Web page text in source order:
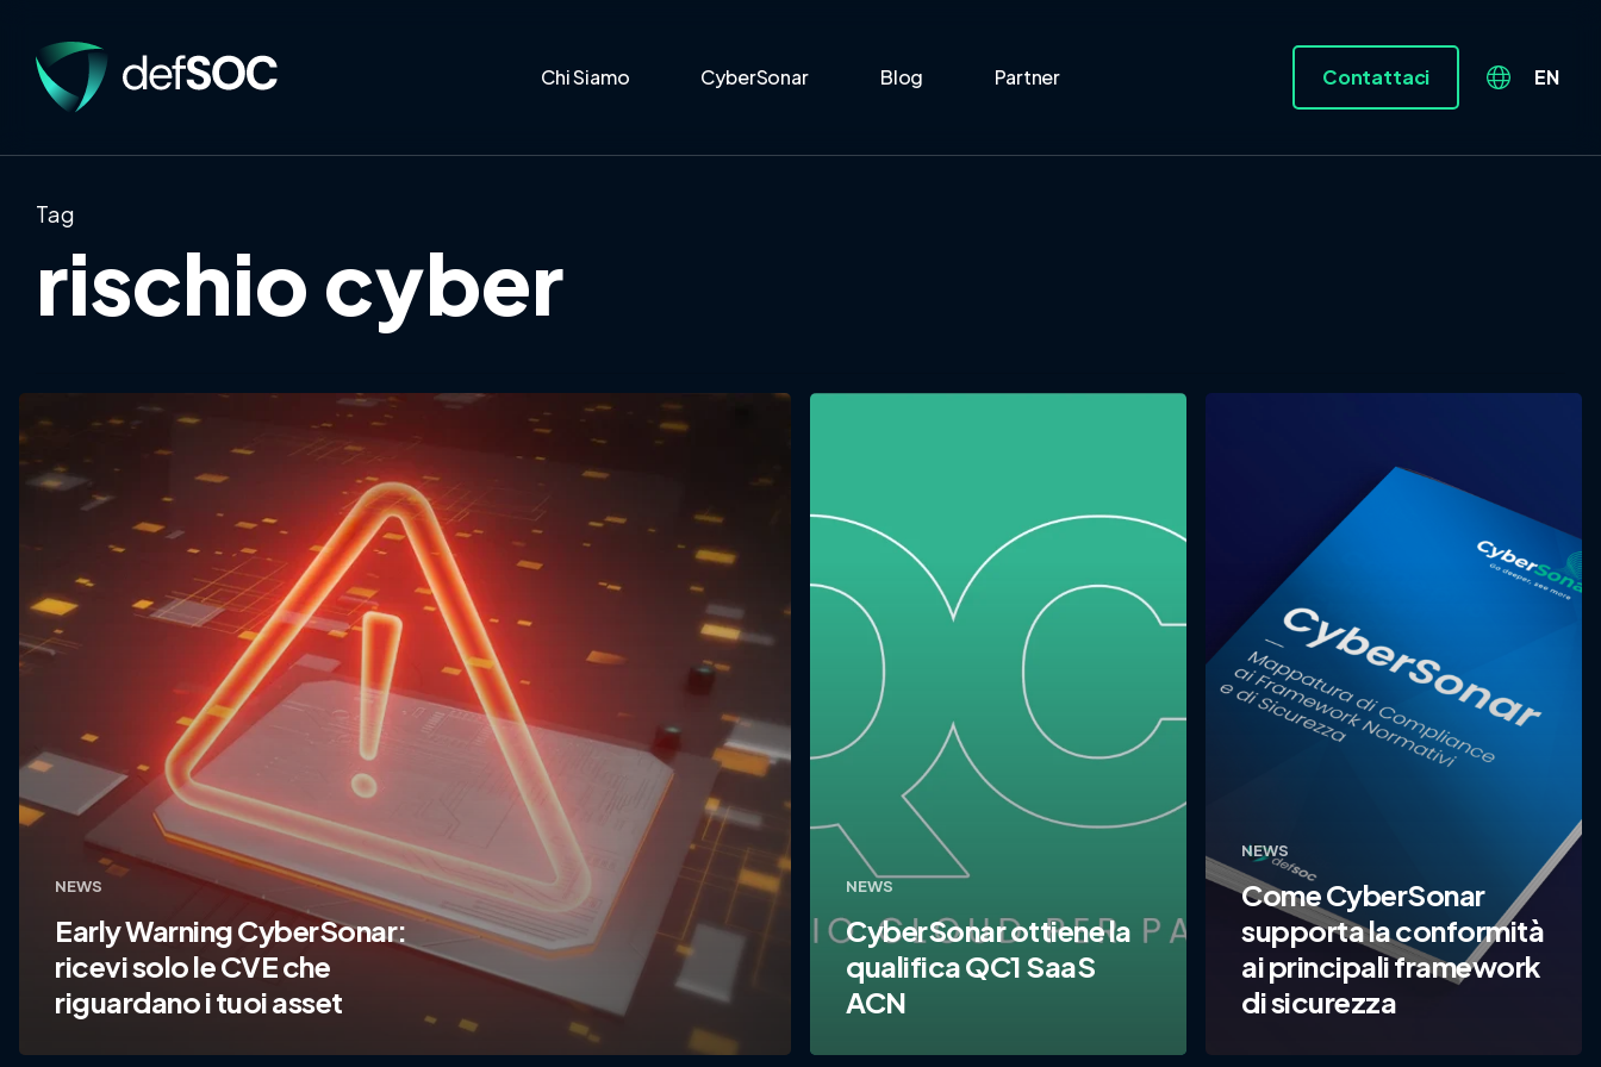
Chi Siamo CyberSonar Blog Partner Contattaci EN
Tag
rischio cyber
NEWS
Early Warning CyberSonar:
ricevi solo le CVE che
riguardano i tuoi asset
NEWS
CyberSonar ottiene la
qualifica QC1 SaaS
ACN
NEWS
Come CyberSonar
supporta la conformità
ai principali framework
di sicurezza